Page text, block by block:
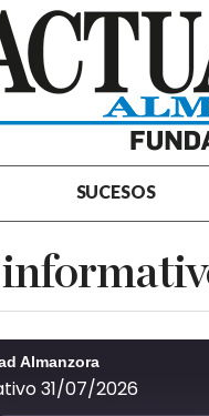
SUCESOS
Almanzora
31/07/2026